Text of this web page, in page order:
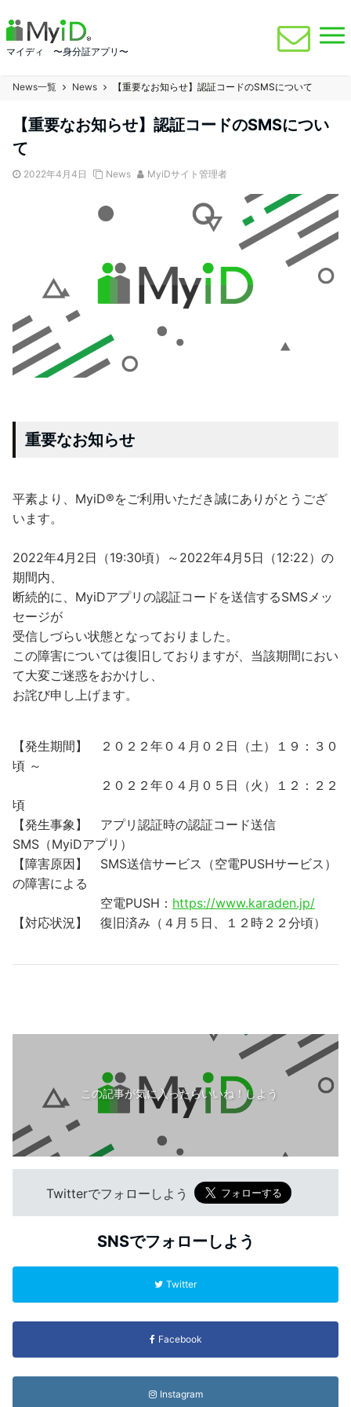
マイディ 〜身分証アプリ〜
News一覧 News 【重要なお知らせ】認証コードのSMSについて
【重要なお知らせ】認証コードのSMSについ
て
2022年4月4日 News MyiDサイト管理者
重要なお知らせ
平素より、MyiD®をご利用いただき誠にありがとうござ
います。
2022年4月2日（19:30頃）～2022年4月5日（12:22）の
期間内、
断続的に、MyiDアプリの認証コードを送信するSMSメッ
セージが
受信しづらい状態となっておりました。
この障害については復旧しておりますが、当該期間におい
て大変ご迷惑をおかけし、
お詫び申し上げます。
【発生期間】 ２０２２年０４月０２日（土）１９：３０
頃 ～
２０２２年０４月０５日（火）１２：２２
頃
【発生事象】 アプリ認証時の認証コード送信
SMS（MyiDアプリ）
【障害原因】 SMS送信サービス（空電PUSHサービス）
の障害による
空電PUSH： https://www.karaden.jp/
【対応状況】 復旧済み（４月５日、１２時２２分頃）
この記事が気に入ったらいいね！しよう
Twitterでフォローしよう
SNSでフォローしよう
Twitter
Facebook
Instagram